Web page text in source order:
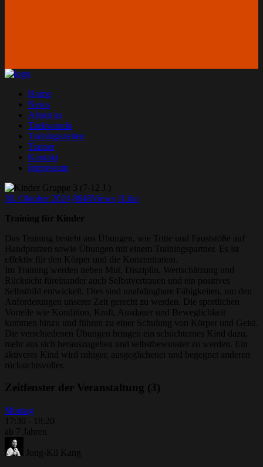
Home
News
About us
Taekwondo
Trainingszeiten
Trainer
Kontakt
Impressum
30. Oktober 2024 8648Views 1Like
Training für Kinder
Das Training besteht aus Übungen, wie Tritte und Fauststöße auf
Handpratzen sowie Übungen mit einem Trainingspartner. Es ist
effektiv für den Körper und die Konzentration.
Im Training werden neben Mut, Disziplin, Wertschätzung und
Rücksicht füreinander auch Selbstvertrauen und ein positives
Selbstbild entwickelt. Dies sind unabdingbare Fähigkeiten, um den
Anforderungen unserer Zeit gerecht zu werden. Die sportlichen
Vorteile wie Kondition, Kraft, Ausdauer und Beweglichkeit
kommen hinzu und führen zu einer Schulung von Körper und Geist.
Die verschiedenen Übungen bringen ein schüchternes Kind dazu,
mehr aus sich herauszugehen und selbstbewusster zu werden. Ein
aktiveres Kind wird ruhiger, ausgeglichener und begegnet anderen
rücksichtsvoller.
Zeitfenster der Veranstaltung (3)
Montag
17:30 -
18:20
ab 7 Jahren
Jong-Kil Kang